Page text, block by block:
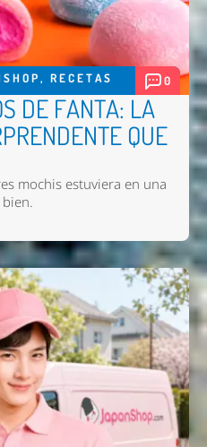
, RECETAS 0
DE FANTA: LA
QUE
mochis estuviera en una
bien.